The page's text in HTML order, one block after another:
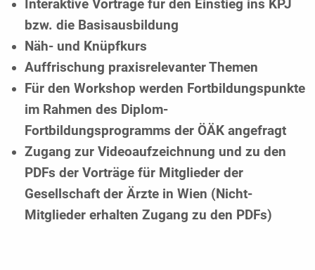
Interaktive Vorträge für den Einstieg ins KPJ
bzw. die Basisausbildung
Näh- und Knüpfkurs
Auffrischung praxisrelevanter Themen
Für den Workshop werden Fortbildungspunkte
im Rahmen des Diplom-
Fortbildungsprogramms der ÖÄK angefragt
Zugang zur Videoaufzeichnung und zu den
PDFs der Vorträge für Mitglieder der
Gesellschaft der Ärzte in Wien (Nicht-
Mitglieder erhalten Zugang zu den PDFs)